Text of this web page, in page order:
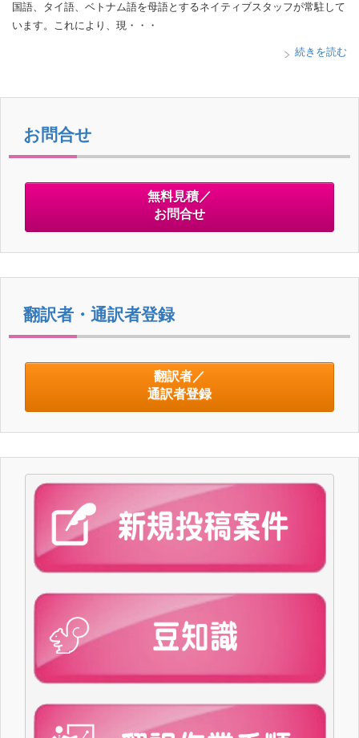
国語、タイ語、ベトナム語を母語とするネイティブスタッフが常駐して
います。これにより、現・・・
続きを読む
お問合せ
無料見積／
お問合せ
翻訳者・通訳者登録
翻訳者／
通訳者登録